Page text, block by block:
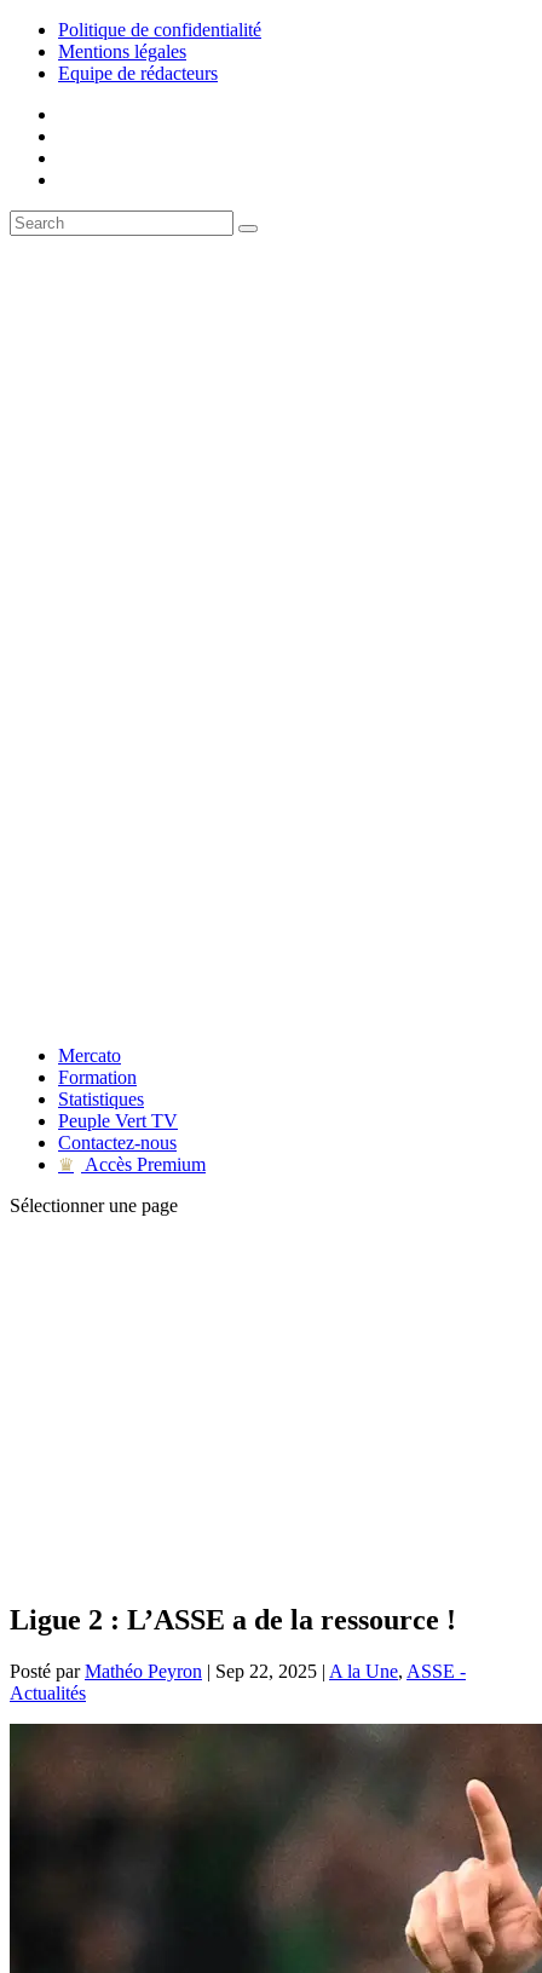
Politique de confidentialité
Mentions légales
Equipe de rédacteurs
Mercato
Formation
Statistiques
Peuple Vert TV
Contactez-nous
♛
Accès Premium
Sélectionner une page
Ligue 2 : L’ASSE a de la ressource !
Posté parMathéo Peyron | Sep 22, 2025 | A la Une, ASSE -
Actualités